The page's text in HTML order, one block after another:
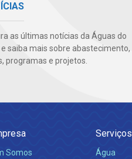
as últimas notícias da Águas do
e saiba mais sobre abastecimento,
programas e projetos.
Somos
Serviços
Água